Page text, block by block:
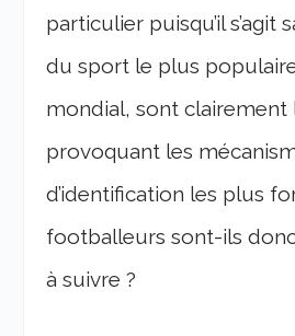
particulier puisqu’il s’agit
du sport le plus
mondial, sont clairement
provoquant les
d’identification les plus
footballeurs sont-ils
à suivre ?